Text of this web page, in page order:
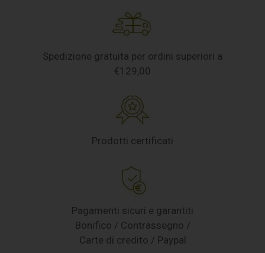
Spedizione gratuita per ordini superiori a
€129,00
Prodotti certificati
Pagamenti sicuri e garantiti
Bonifico / Contrassegno /
Carte di credito / Paypal